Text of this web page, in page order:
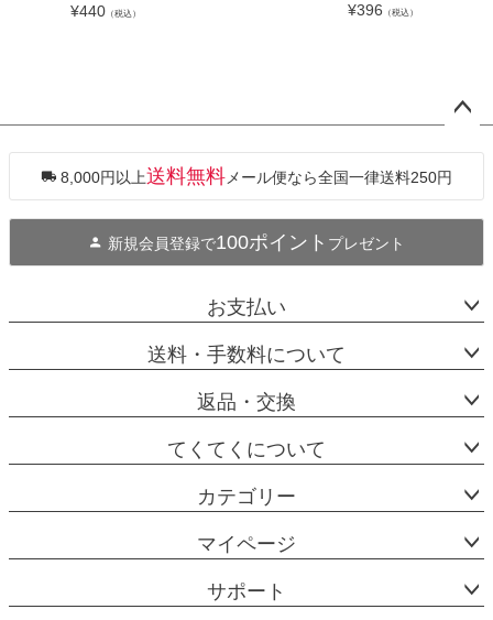
¥440 （税込）
¥396 （税込）
ジト
へ
8,000円以上送料無料 メール便なら全国一律送料250円
新規会員登録で100ポイント プレゼント
お支払い
送料・手数料について
返品・交換
てくてくについて
カテゴリー
マイページ
サポート